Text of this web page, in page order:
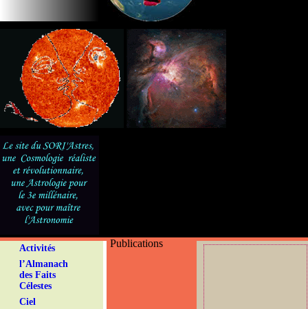
Activités
l’Almanach
des Faits
Célestes
Ciel
Publications